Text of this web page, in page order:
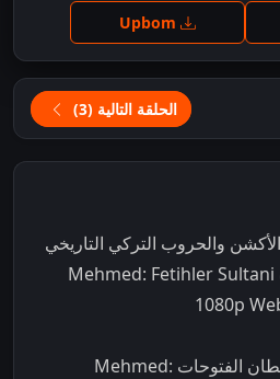
الحلقة التالية (3)
والحروب التركي التاريخي
محمد: سلطان الفتوحات Mehmed: Fetihler Sultani
قصة مسلسل محمد: سلطان الفتوحات Mehmed: